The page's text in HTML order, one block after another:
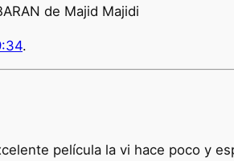
de Majid Majidi
.
película la vi hace poco y